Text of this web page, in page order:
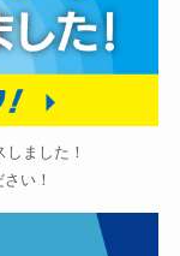
ました！
い！